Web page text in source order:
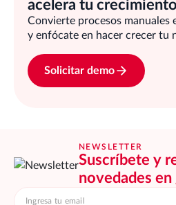
acelera tu crecimiento
Convierte procesos manuales
y enfócate en hacer crecer tu
Solicitar demo
NEWSLETTER
Suscríbete y
novedades